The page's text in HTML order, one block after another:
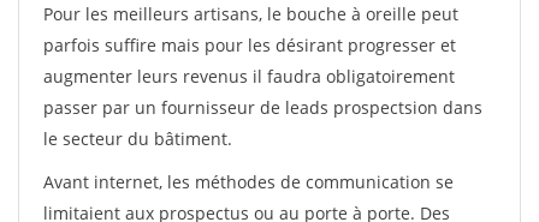
Pour les meilleurs artisans, le bouche à oreille peut
parfois suffire mais pour les désirant progresser et
augmenter leurs revenus il faudra obligatoirement
passer par un fournisseur de leads prospectsion dans
le secteur du bâtiment.
Avant internet, les méthodes de communication se
limitaient aux prospectus ou au porte à porte. Des